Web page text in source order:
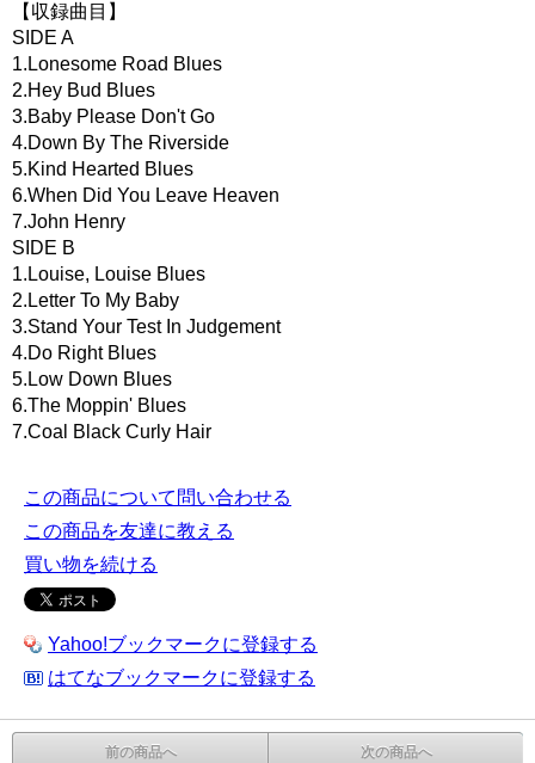
【収録曲目】
SIDE A
1.Lonesome Road Blues
2.Hey Bud Blues
3.Baby Please Don't Go
4.Down By The Riverside
5.Kind Hearted Blues
6.When Did You Leave Heaven
7.John Henry
SIDE B
1.Louise, Louise Blues
2.Letter To My Baby
3.Stand Your Test In Judgement
4.Do Right Blues
5.Low Down Blues
6.The Moppin' Blues
7.Coal Black Curly Hair
この商品について問い合わせる
この商品を友達に教える
買い物を続ける
Yahoo!ブックマークに登録する
はてなブックマークに登録する
前の商品へ 次の商品へ